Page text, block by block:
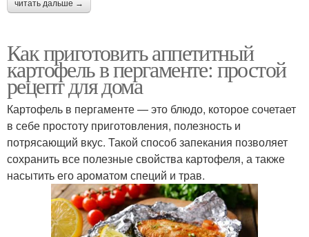
читать дальше →
Как приготовить аппетитный
картофель в пергаменте: простой
рецепт для дома
Картофель в пергаменте — это блюдо, которое сочетает
в себе простоту приготовления, полезность и
потрясающий вкус. Такой способ запекания позволяет
сохранить все полезные свойства картофеля, а также
насытить его ароматом специй и трав.